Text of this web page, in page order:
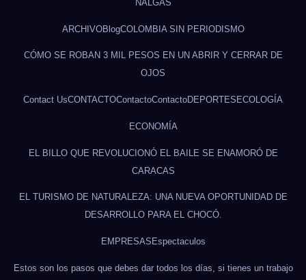
NALGAS
ARCHIVOBlogCOLOMBIA SIN PERIODISMO
CÓMO SE ROBAN 3 MIL PESOS EN UN ABRIR Y CERRAR DE
OJOS
Contact UsCONTACTOContactoContactoDEPORTES ECOLOGÍA
ECONOMÍA
EL BILLO QUE REVOLUCIONÓ EL BAILE SE ENAMORÓ DE
CARACAS
EL TURISMO DE NATURALEZA: UNA NUEVA OPORTUNIDAD DE
DESARROLLO PARA EL CHOCÓ.
EMPRESAS Espectaculos
Estos son los pasos que debes dar todos los días, si tienes un trabajo